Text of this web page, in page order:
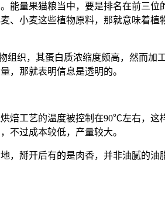
能量果猫粮当中，要是排名在前三
、小麦这些植物原料，那就意味着
组织，其蛋白质浓缩度颇高，然而
，那就表明信息是透明的。
焙工艺的温度被控制在90℃左右，
不过成本较低，产量较大。
，掰开后有的是肉香，并非油腻的